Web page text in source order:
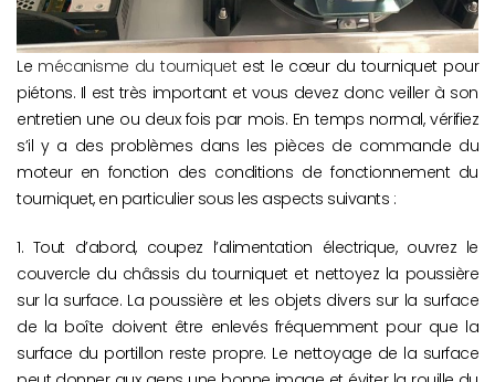
Le mécanisme du tourniquet est le cœur du tourniquet pour
piétons. Il est très important et vous devez donc veiller à son
entretien une ou deux fois par mois. En temps normal, vérifiez
s’il y a des problèmes dans les pièces de commande du
moteur en fonction des conditions de fonctionnement du
tourniquet, en particulier sous les aspects suivants :
1. Tout d’abord, coupez l’alimentation électrique, ouvrez le
couvercle du châssis du tourniquet et nettoyez la poussière
sur la surface. La poussière et les objets divers sur la surface
de la boîte doivent être enlevés fréquemment pour que la
surface du portillon reste propre. Le nettoyage de la surface